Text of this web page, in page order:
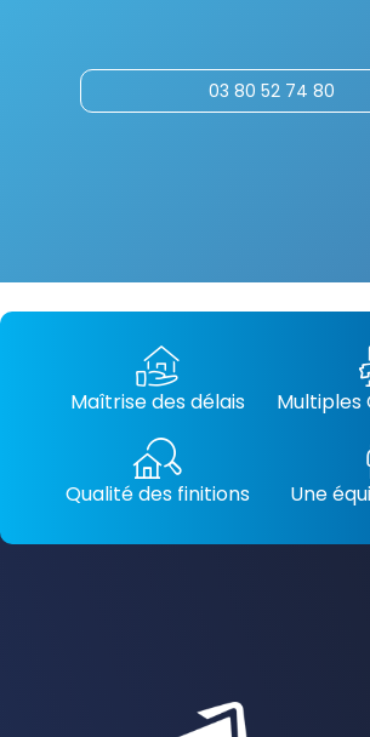
03 80 52 74 80
Maîtrise des délais Multiples
Qualité des finitions Une